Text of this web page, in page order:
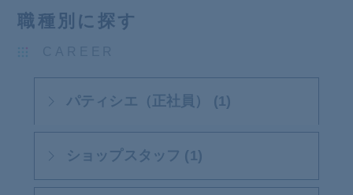
職種別に探す
パティシエ（正社員） (1)
ショップスタッフ (1)